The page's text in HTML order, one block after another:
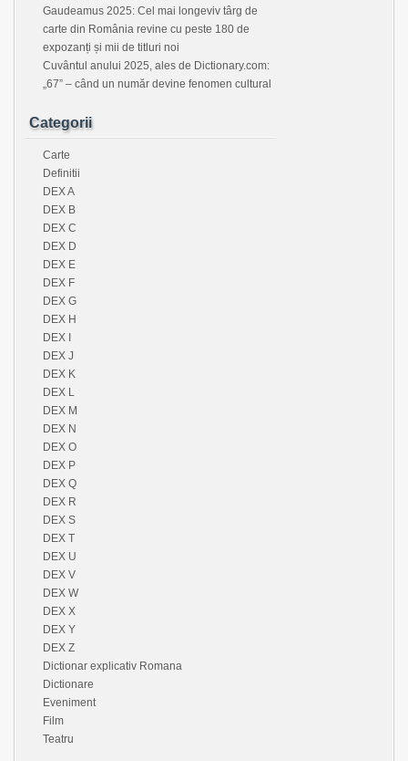
Gaudeamus 2025: Cel mai longeviv târg de
carte din România revine cu peste 180 de
expozanți și mii de titluri noi
Cuvântul anului 2025, ales de Dictionary.com:
„67” – când un număr devine fenomen cultural
Categorii
Carte
Definitii
DEX A
DEX B
DEX C
DEX D
DEX E
DEX F
DEX G
DEX H
DEX I
DEX J
DEX K
DEX L
DEX M
DEX N
DEX O
DEX P
DEX Q
DEX R
DEX S
DEX T
DEX U
DEX V
DEX W
DEX X
DEX Y
DEX Z
Dictionar explicativ Romana
Dictionare
Eveniment
Film
Teatru